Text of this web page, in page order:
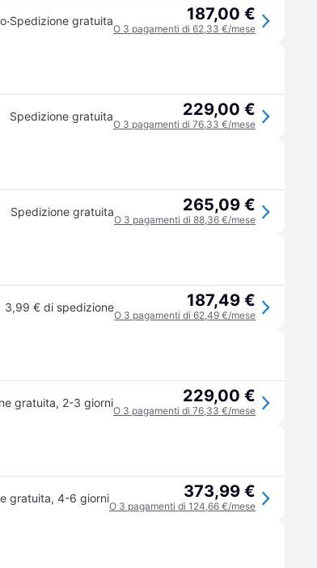
·Spedizione gratuita 187,00 €
O 3 pagamenti di 62,33 €/mese
Spedizione gratuita 229,00 €
O 3 pagamenti di 76,33 €/mese
Spedizione gratuita 265,09 €
O 3 pagamenti di 88,36 €/mese
3,99 € di spedizione 187,49 €
O 3 pagamenti di 62,49 €/mese
gratuita, 2-3 giorni 229,00 €
O 3 pagamenti di 76,33 €/mese
gratuita, 4-6 giorni 373,99 €
O 3 pagamenti di 124,66 €/mese